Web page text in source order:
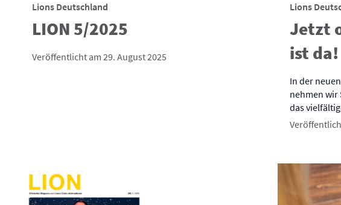
Lions Deutschland
LION 5/2025
Veröffentlicht am 29. August 2025
Lions
Jetzt
ist da!
In der
nehmen wir
das